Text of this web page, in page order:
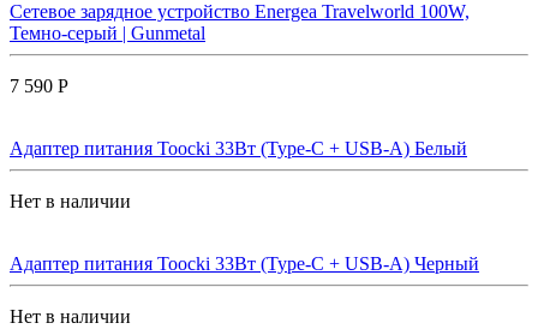
Сетевое зарядное устройство Energea Travelworld 100W,
Темно-серый | Gunmetal
7 590 Р
Адаптер питания Toocki 33Вт (Type-C + USB-A) Белый
Нет в наличии
Адаптер питания Toocki 33Вт (Type-C + USB-A) Черный
Нет в наличии